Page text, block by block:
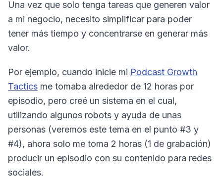
Una vez que solo tenga tareas que generen valor
a mi negocio, necesito simplificar para poder
tener más tiempo y concentrarse en generar más
valor.
Por ejemplo, cuando inicie mi Podcast Growth
Tactics me tomaba alrededor de 12 horas por
episodio, pero creé un sistema en el cual,
utilizando algunos robots y ayuda de unas
personas (veremos este tema en el punto #3 y
#4), ahora solo me toma 2 horas (1 de grabación)
producir un episodio con su contenido para redes
sociales.